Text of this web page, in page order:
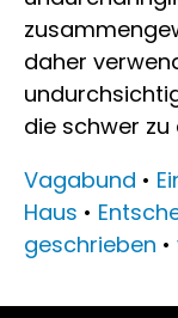
daher
die schwer
Vagabund •
Haus •
geschrieben •